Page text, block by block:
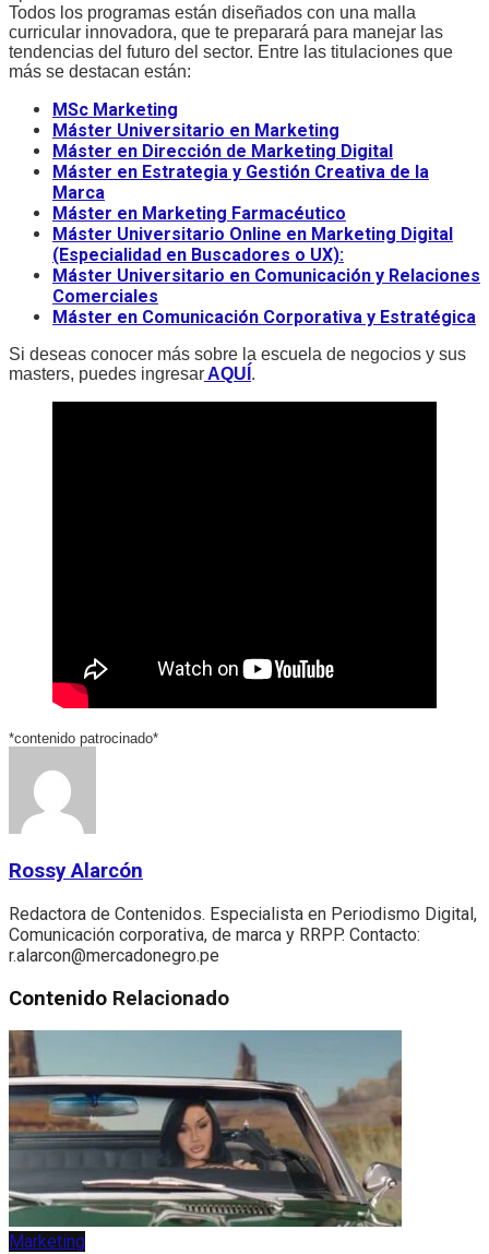
Todos los programas están diseñados con una malla
curricular innovadora, que te preparará para manejar las
tendencias del futuro del sector. Entre las titulaciones que
más se destacan están:
MSc M arketing
Máster Universitario en Marketing
Máster en Dirección de Marketing Digita
Máster en Estrategia y Gestión Creativa de la
Marca
Máster en Marketing Farmacéutico
Máster Universitario Online en Marketing Digital
(Especialidad en Buscadores o UX):
Máster Universitario en Comunicación y Relaciones
Comerciales
Máster en Comunicación Corporativa y Estratégica
Si deseas conocer más sobre la escuela de negocios y sus
masters, puedes ingresarAQUÍ .
*contenido patrocinado*
Rossy Alarcón
Redactora de Contenidos. Especialista en Periodismo Digital,
Comunicación corporativa, de marca y RRPP. Contacto:
r.alarcon@mercadonegro.pe
Contenido Relacionado
Marketing